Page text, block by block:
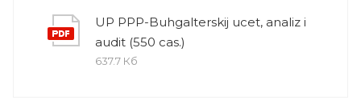
UP PPP-Buhgalterskij ucet, analiz i
audit (550 cas.)
637.7 Кб